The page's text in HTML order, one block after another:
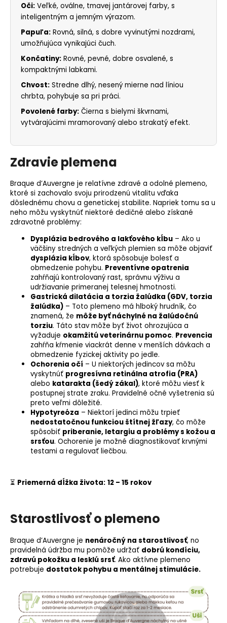
Oči: Veľké, oválne, tmavej jantárovej farby, s
inteligentným a jemným výrazom.
Papuľa: Rovná, silná, s dobre vyvinutými nozdrami,
umožňujúca vynikajúci čuch.
Končatiny: Rovné, pevné, dobre osvalené, s
kompaktnými labkami.
Chvost: Stredne dlhý, nesený mierne nad líniou
chrbta, pohybuje sa pri práci.
Povolené farby: Čierna s bielymi škvrnami,
vytvárajúcimi mramorovaný alebo strakatý efekt.
Zdravie plemena
Braque d’Auvergne je relatívne zdravé a odolné plemeno,
ktoré si zachovalo svoju prirodzenú vitalitu vďaka
dôslednému chovu a genetickej stabilite. Napriek tomu sa u
neho môžu vyskytnúť niektoré dedičné alebo získané
zdravotné problémy:
Dysplázia bedrového a lakťového kĺbu – Ako u
väčšiny stredných a veľkých plemien sa môže objaviť
dysplázia kĺbov, ktorá spôsobuje bolesť a
obmedzenie pohybu. Preventívne opatrenia
zahŕňajú kontrolovaný rast, správnu výživu a
udržiavanie primeranej telesnej hmotnosti.
Gastrická dilatácia a torzia žalúdka (GDV, torzia
žalúdka) – Toto plemeno má hlboký hrudník, čo
znamená, že môže byť náchylné na žalúdočnú
torziu. Táto stav môže byť život ohrozujúca a
vyžaduje okamžitú veterinárnu pomoc. Prevencia
zahŕňa kŕmenie viackrát denne v menších dávkach a
obmedzenie fyzickej aktivity po jedle.
Ochorenia očí – U niektorých jedincov sa môžu
vyskytnúť progresívna retinálna atrofia (PRA)
alebo katarakta (šedý zákal), ktoré môžu viesť k
postupnej strate zraku. Pravidelné očné vyšetrenia sú
preto veľmi dôležité.
Hypotyreóza – Niektorí jedinci môžu trpieť
nedostatočnou funkciou štítnej žľazy, čo môže
spôsobiť priberanie, letargiu a problémy s kožou a
srsťou. Ochorenie je možné diagnostikovať krvnými
testami a regulovať liečbou.
⏳ Priemerná dĺžka života: 12 – 15 rokov
Starostlivosť o plemeno
Braque d’Auvergne je nenáročný na starostlivosť, no
pravidelná údržba mu pomôže udržať dobrú kondíciu,
zdravú pokožku a lesklú srsť. Ako aktívne plemeno
potrebuje dostatok pohybu a mentálnej stimulácie.